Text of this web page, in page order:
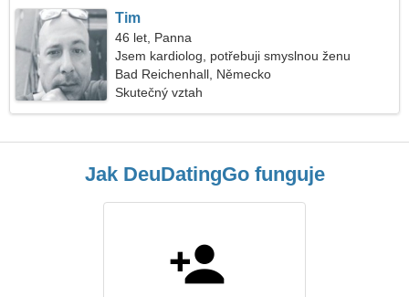
Tim
46 let, Panna
Jsem kardiolog, potřebuji smyslnou ženu
Bad Reichenhall, Německo
Skutečný vztah
Jak DeuDatingGo funguje